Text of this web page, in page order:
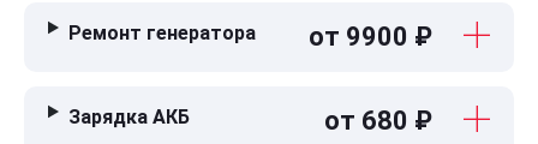
Ремонт генератора от 9900 ₽
Зарядка АКБ от 680 ₽